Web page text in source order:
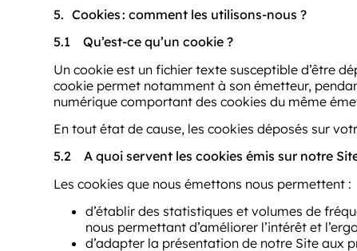
5. Cookies: comment les utilisons-nous ?
5.1 Qu’est-ce qu’un cookie ?
Un cookie est un fichier texte susceptible d’être
cookie permet notamment à son émetteur,
numérique comportant des cookies du même
En tout état de cause, les cookies déposés sur
5.2 A quoi servent les cookies émis sur notre
Les cookies que nous émettons nous permettent :
d’établir des statistiques et volumes de
nous permettant d’améliorer l’intérêt et
d’adapter la présentation de notre Site aux